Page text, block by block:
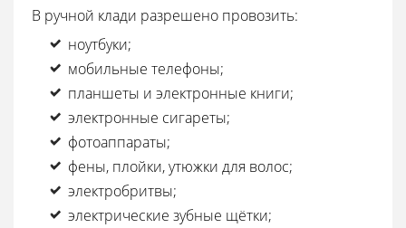
В ручной клади разрешено провозить:
ноутбуки;
мобильные телефоны;
планшеты и электронные книги;
электронные сигареты;
фотоаппараты;
фены, плойки, утюжки для волос;
электробритвы;
электрические зубные щётки;